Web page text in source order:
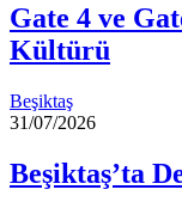
Gate 4 ve
Kültürü
Beşiktaş
31/07/2026
Beşiktaş’ta